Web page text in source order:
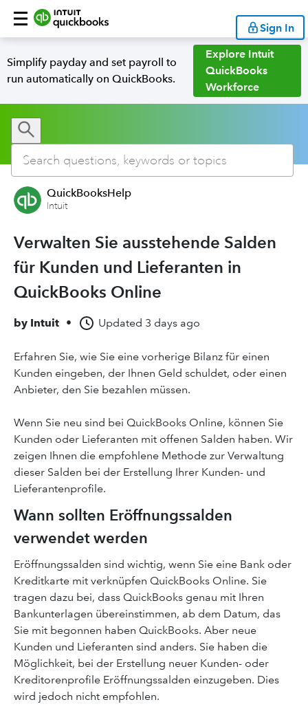
Sign In
Simplify payday and set payroll to
run automatically on QuickBooks.
Explore Intuit
QuickBooks
Workforce
QuickBooksHelp
Intuit
Verwalten Sie ausstehende Salden
für Kunden und Lieferanten in
QuickBooks Online
by Intuit • Updated 3 days ago
Erfahren Sie, wie Sie eine vorherige Bilanz für einen
Kunden eingeben, der Ihnen Geld schuldet, oder einen
Anbieter, den Sie bezahlen müssen.
Wenn Sie neu sind bei QuickBooks Online, können Sie
Kunden oder Lieferanten mit offenen Salden haben. Wir
zeigen Ihnen die empfohlene Methode zur Verwaltung
dieser Salden bei der Erstellung Ihrer Kunden- und
Lieferantenprofile.
Wann sollten Eröffnungssalden
verwendet werden
Eröffnungssalden sind wichtig, wenn Sie eine Bank oder
Kreditkarte mit verknüpfen QuickBooks Online. Sie
tragen dazu bei, dass QuickBooks genau mit Ihren
Bankunterlagen übereinstimmen, ab dem Datum, das
Sie mit begonnen haben QuickBooks. Aber neue
Kunden und Lieferanten sind anders. Sie haben die
Möglichkeit, bei der Erstellung neuer Kunden- oder
Kreditorenprofile Eröffnungssalden einzugeben. Dies
wird jedoch nicht empfohlen.